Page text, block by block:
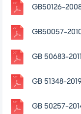
GB50126-
GB50057-
GB 51348-